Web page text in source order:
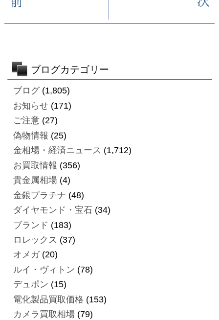
ブログカテゴリー
ブログ(1,805)
お知らせ(171)
ご注意(27)
偽物情報 (25)
金相場・経済ニュース (1,712)
お買取情報 (356)
貴金属相場(4)
金銀プラチナ (48)
ダイヤモンド・宝石 (34)
ブランド (183)
ロレックス (37)
オメガ(20)
ルイ・ヴィトン (78)
デュポン (15)
電化製品買取価格 (153)
カメラ買取相場(79)